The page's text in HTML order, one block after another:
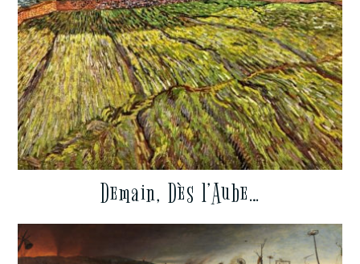
Demain, Dès l’Aube…